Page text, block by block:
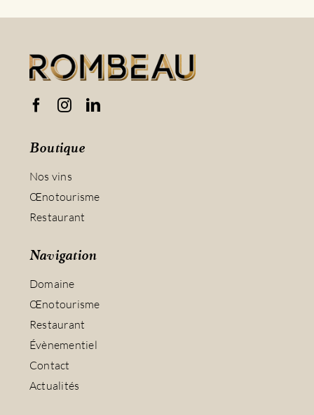
Boutique
Nos vins
Œnotourisme
Restaurant
Navigation
Domaine
Œnotourisme
Restaurant
Évènementiel
Contact
Actualités